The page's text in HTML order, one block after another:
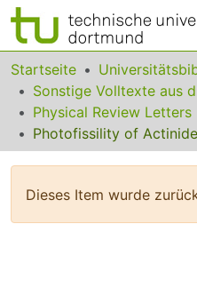
Bereiche & Sammlungen
Das gesamte Repositorium
Statistiken
Startseite
Physical Review Letters
Dieses Item wurde